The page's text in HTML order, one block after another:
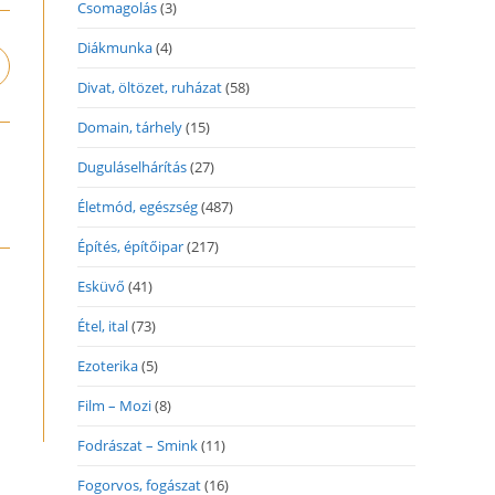
Csomagolás(3)
Diákmunka(4)
Divat, öltözet, ruházat(58)
Domain, tárhely(15)
Duguláselhárítás(27)
Életmód, egészség(487)
Építés, építőipar(217)
Esküvő (41)
Étel, ital(73)
Ezoterika(5)
Film – Mozi(8)
Fodrászat – Smink(11)
Fogorvos, fogászat(16)